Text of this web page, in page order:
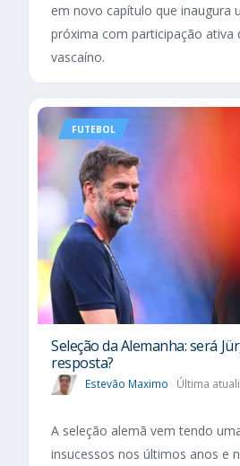
em novo capítulo que inaugura
próxima com participação ativa
vascaíno.
FUTEBOL
Seleção da Alemanha: será
resposta?
Estevão Maximo Última
A seleção alemã vem tendo
insucessos nos últimos anos e